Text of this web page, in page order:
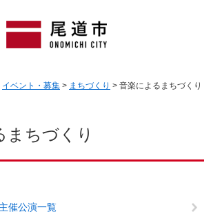
イベント・募集 > まちづくり > 音楽によるまちづくり
まちづくり
催公演一覧